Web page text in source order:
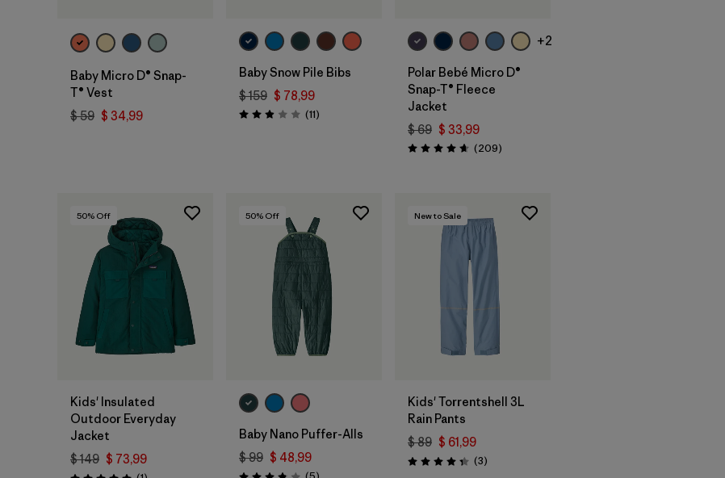
Baby Micro D® Snap-
T® Vest
$ 59 $ 34,99
Baby Snow Pile Bibs
$ 159 $ 78,99
Valoración: 2.9 / 5
(11Comentarios
)
+2
Polar Bebé Micro D®
Snap-T® Fleece
Jacket
$ 69 $ 33,99
Valoración: 4.7 / 5
(209Comentarios
)
50% Off
Kids' Insulated
Outdoor Everyday
Jacket
$ 149 $ 73,99
50% Off
Baby Nano Puffer-Alls
$ 99 $ 48,99
New to Sale
Kids' Torrentshell 3L
Rain Pants
$ 89 $ 61,99
Valoración: 4.3 / 5
(3Comentarios
)